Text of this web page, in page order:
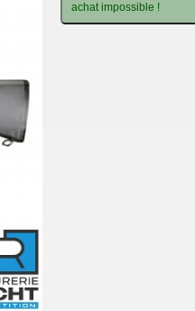
achat impossible !